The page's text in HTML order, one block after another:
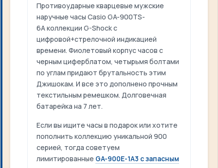
Противоударные кварцевые мужские
наручные часы Casio GA-900TS-
6A коллекции G-Shock с
цифровой+стрелочной индикацией
времени. Фиолетовый корпус часов с
черным циферблатом, четырьмя болтами
по углам придают брутальность этим
Джишокам. И все это дополнено прочным
текстильным ремешком. Долговечная
батарейка на 7 лет.
Если вы ищите часы в подарок или хотите
пополнить коллекцию уникальной 900
серией, тогда советуем
лимитированные GA-900E-1A3 с запасным